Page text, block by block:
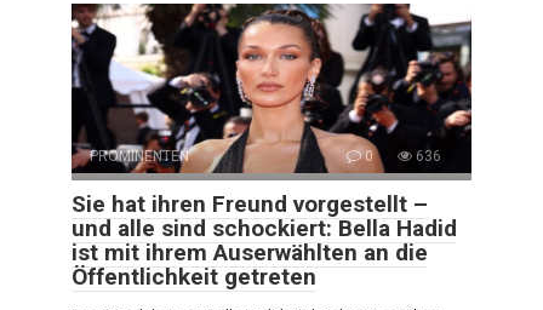
PROMINENTEN 0 636
Sie hat ihren Freund vorgestellt –
und alle sind schockiert: Bella Hadid
ist mit ihrem Auserwählten an die
Öffentlichkeit getreten